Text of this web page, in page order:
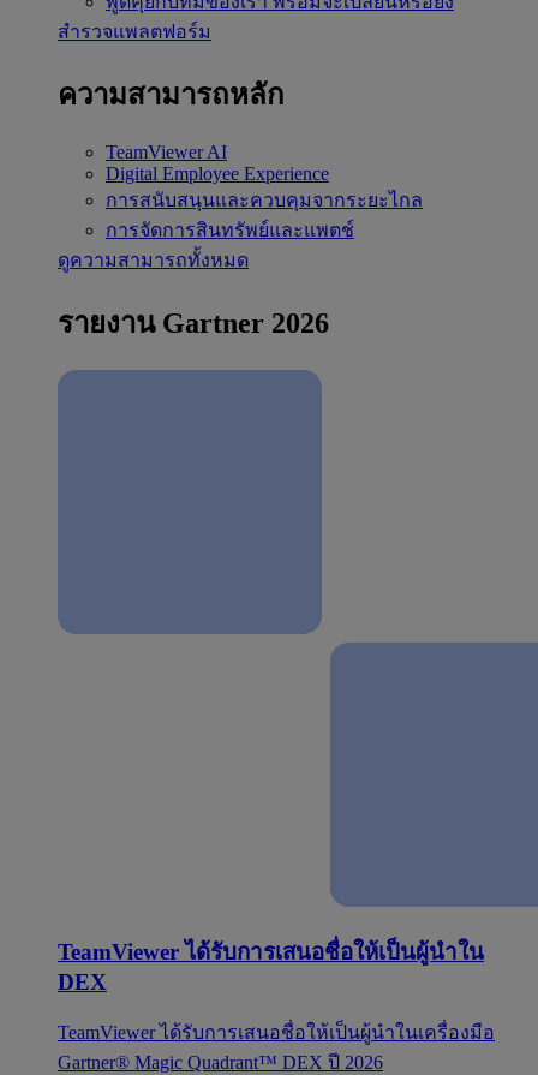
สำรวจแพลตฟอร์ม
ความสามารถหลัก
TeamViewer AI
Digital Employee Experience
การสนับสนุนและควบคุมจากระยะไกล
การจัดการสินทรัพย์และแพตช์
ดูความสามารถทั้งหมด
รายงาน Gartner 2026
TeamViewer ได้รับการเสนอชื่อให้เป็นผู้นำใน
DEX
TeamViewer ได้รับการเสนอชื่อให้เป็นผู้นำในเครื่องมือ
Gartner® Magic Quadrant™ DEX ปี 2026